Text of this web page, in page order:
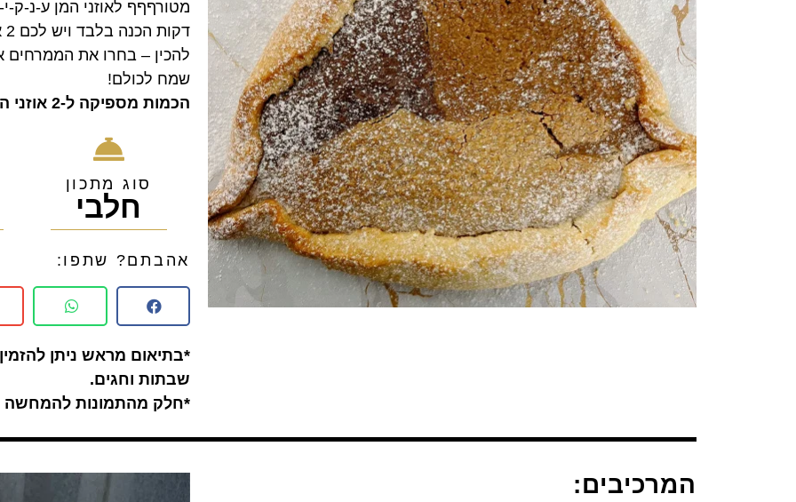
להכין – בחרו את הממרחים
שמח לכולם!
הכמות מספיקה ל-2 אוזני המן ענקיות!
סוג מתכון
חלבי
אהבתם? שתפו:
*בתיאום מראש ניתן
שבתות וחגים.
*חלק מהתמונות להמחשה
המרכיבים: